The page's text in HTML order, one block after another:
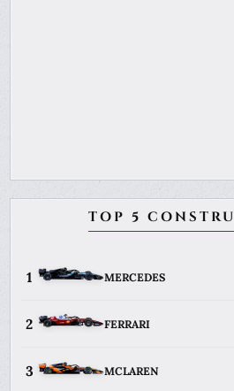
TOP 5
1 MERCEDES
2 FERRARI
3 MCLAREN